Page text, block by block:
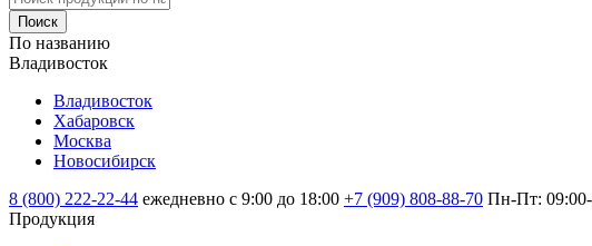
Поиск
По названию
Владивосток
Владивосток
Хабаровск
Москва
Новосибирск
8 (800) 222-22-44 ежедневно с 9:00 до 18:00 +7 (909) 808-88-70 Пн-Пт:
Продукция